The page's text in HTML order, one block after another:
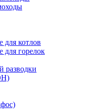
котлов
горелок
разводки